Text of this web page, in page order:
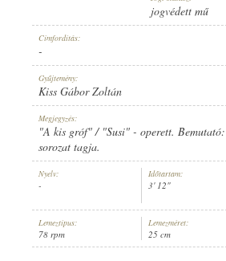
ELŐADÓ: JUMBOLA ZENEKAR
NO. 15690.
jogvédett mű
Címfordítás:
-
Gyűjtemény:
Kiss Gábor Zoltán
Megjegyzés:
"A kis gróf" / "Susi" - operett.
sorozat tagja.
Nyelv:
-
Időtartam:
3' 12"
Lemeztípus:
78 rpm
Lemezméret:
25 cm